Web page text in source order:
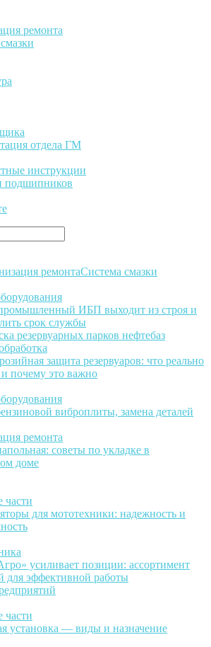
ремонта
отдела ГМ
инструкции
подшипников
ремонтаСистема смазки
ИБП выходит из строя и
срок службы
защита резервуаров: что реально
и почему это важно
виброплиты, замена деталей
ремонта
советы по укладке в
доме
части
для мототехники: надежность и
усиливает позиции: ассортимент
для эффективной работы
части
установка — виды и назначение